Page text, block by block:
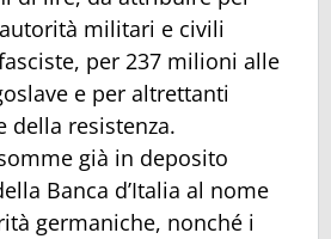
militari e civili
per 237 milioni alle
e per altrettanti
della resistenza.
già in deposito
Banca d’Italia al nome
germaniche, nonché i